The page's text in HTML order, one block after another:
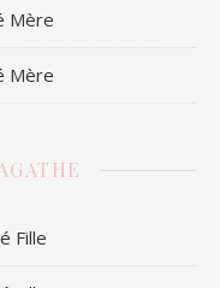
Mère
Mère
Fille